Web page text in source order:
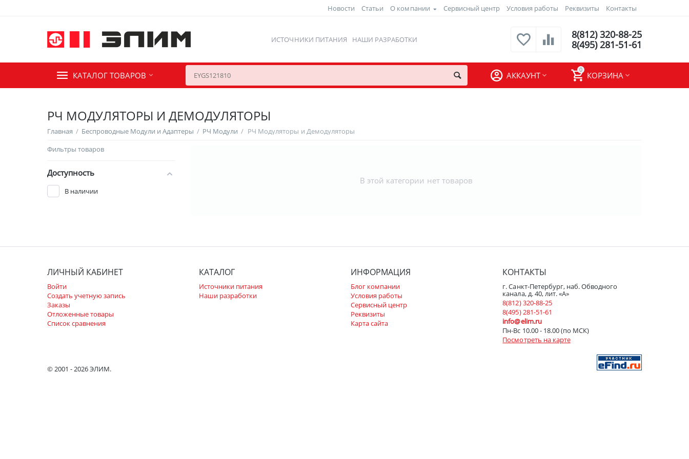
Новости Статьи О компании Сервисный центр Условия работы Реквизиты Контакты
ИСТОЧНИКИ ПИТАНИЯ НАШИ РАЗРАБОТКИ
8(812) 320-88-25
8(495) 281-51-61
КАТАЛОГ ТОВАРОВ
0
КОРЗИНА
АККАУНТ
РЧ МОДУЛЯТОРЫ И ДЕМОДУЛЯТОРЫ
Главная / Беспроводные Модули и Адаптеры / РЧ Модули / РЧ Модуляторы и Демодуляторы
В этой категории нет товаров
Фильтры товаров
Доступность
В наличии
ЛИЧНЫЙ КАБИНЕТ
Войти
Создать учетную запись
Заказы
Отложенные товары
Список сравнения
КАТАЛОГ
Источники питания
Наши разработки
ИНФОРМАЦИЯ
Блог компании
Условия работы
Сервисный центр
Реквизиты
Карта сайта
КОНТАКТЫ
г. Санкт-Петербург, наб. Обводного
канала, д. 40, лит. «А»
8(812) 320-88-25
8(495) 281-51-61
info@elim.ru
Пн-Вс 10.00 - 18.00 (по МСК)
Посмотреть на карте
© 2001 - 2026 ЭЛИМ.